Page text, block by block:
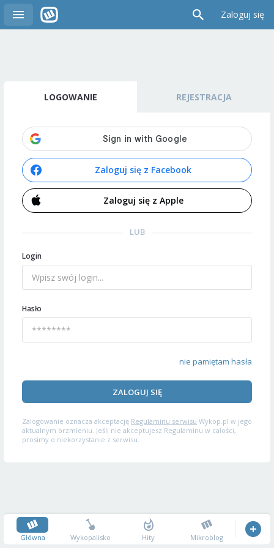
Zaloguj się
LOGOWANIE REJESTRACJA
Zaloguj się z Facebook
Zaloguj się z Apple
LUB
Login
Hasło
nie pamiętam hasła
ZALOGUJ SIĘ
Zalogowanie oznacza akceptację Regulaminu serwisu Wykop.pl w jego
aktualnym brzmieniu. Jeśli nie akceptujesz Regulaminu w całości,
prosimy o niekorzystanie z serwisu.
Główna Wykopalisko Hity Mikroblog